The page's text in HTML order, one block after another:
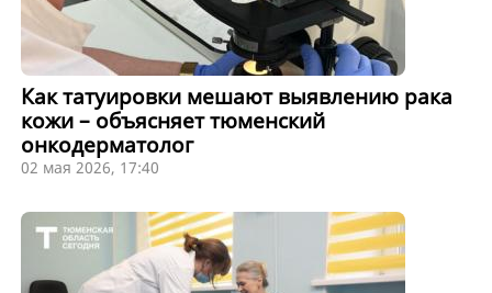
Как татуировки мешают выявлению рака
кожи – объясняет тюменский
онкодерматолог
02 мая 2026, 17:40